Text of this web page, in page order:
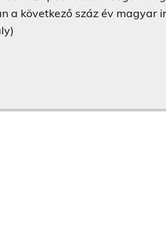
a következő száz év magyar